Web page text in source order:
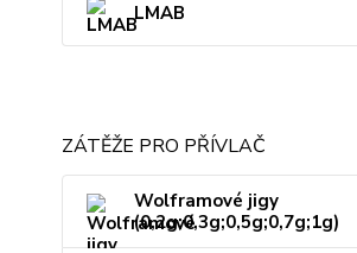
LMAB
ZÁTĚŽE PRO PŘÍVLAČ
Wolframové jigy
(0,2g;0,3g;0,5g;0,7g;1g)